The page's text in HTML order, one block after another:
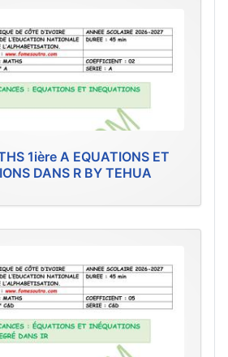
1ière A EQUATIONS ET
DANS R BY TEHUA